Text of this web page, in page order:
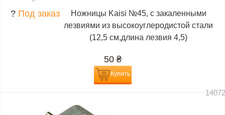
? Под заказ
Ножницы Kaisi №45, с закаленными
лезвиями из высокоуглеродистой стали
(12,5 см,длина лезвия 4,5)
50 ₴
Купить